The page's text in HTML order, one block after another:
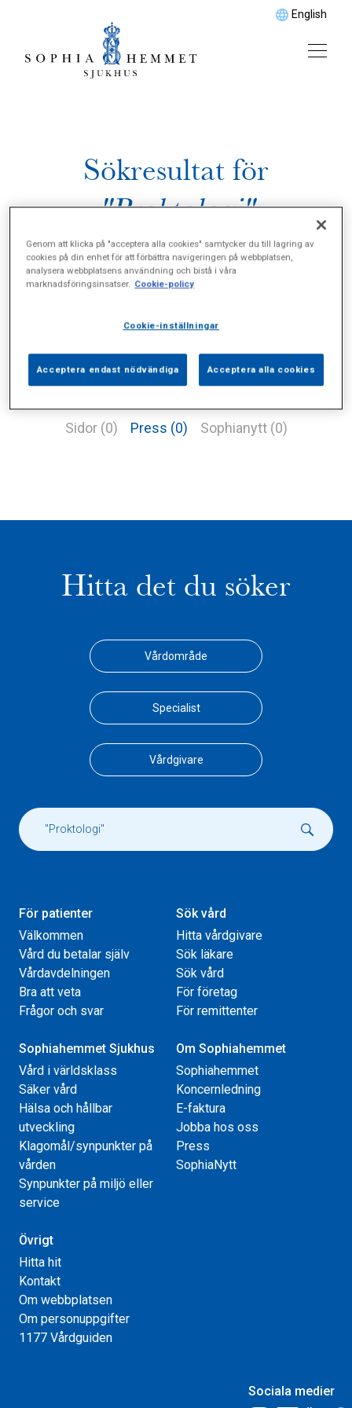
English
Sökresultat för
"Proktologi"
Sidor (0) Press (0) Sophianytt (0)
Hitta det du söker
Vårdområde
Specialist
Vårdgivare
För patienter
Välkommen
Vård du betalar själv
Vårdavdelningen
Bra att veta
Frågor och svar
Sök vård
Hitta vårdgivare
Sök läkare
Sök vård
För företag
För remittenter
Sophiahemmet Sjukhus
Vård i världsklass
Säker vård
Hälsa och hållbar
utveckling
Klagomål/synpunkter på
vården
Synpunkter på miljö eller
service
Om Sophiahemmet
Sophiahemmet
Koncernledning
E-faktura
Jobba hos oss
Press
SophiaNytt
Övrigt
Hitta hit
Kontakt
Om webbplatsen
Om personuppgifter
1177 Vårdguiden
Sociala medier
Genom att klicka på "acceptera alla cookies" samtycker du till lagring av
cookies på din enhet för att förbättra navigeringen på webbplatsen,
analysera webbplatsens användning och bistå i våra
marknadsföringsinsatser. Cookie-policy
Cookie-inställningar
Acceptera endast nödvändiga Acceptera alla cookies